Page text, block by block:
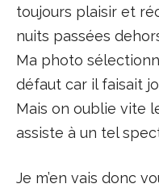
toujours plaisir et
nuits passées
Ma photo
défaut car il faisait
Mais on oublie vite
assiste à un tel
Je m’en vais donc